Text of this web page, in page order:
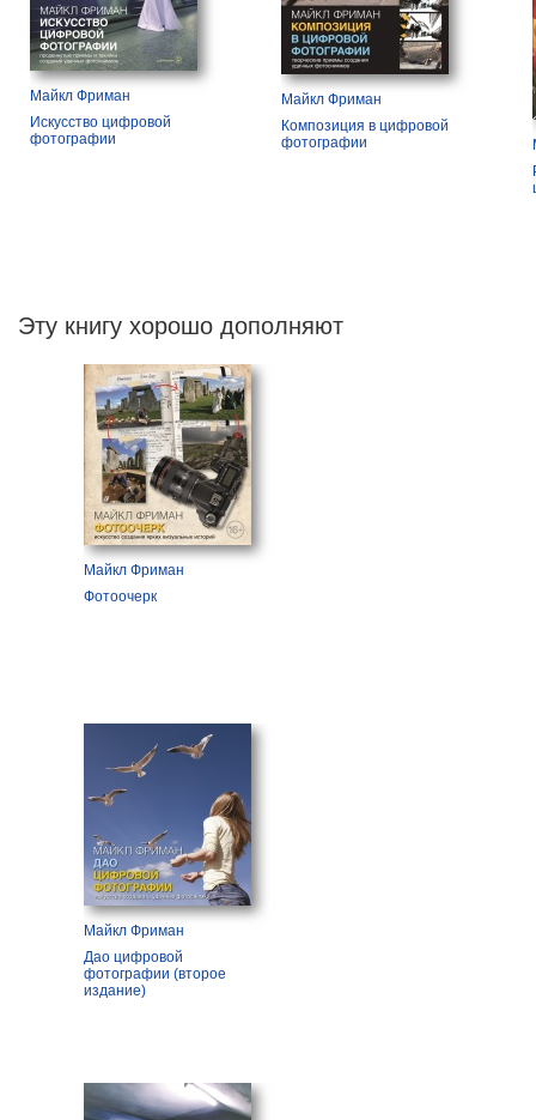
Майкл Фриман
Искусство цифровой
фотографии
Майкл Фриман
Композиция в цифровой
фотографии
Эту книгу хорошо дополняют
Майкл Фриман
Фотоочерк
Майкл Фриман
Дао цифровой
фотографии (второе
издание)